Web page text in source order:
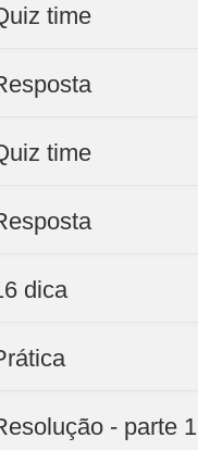
time
time
dica
- parte 1